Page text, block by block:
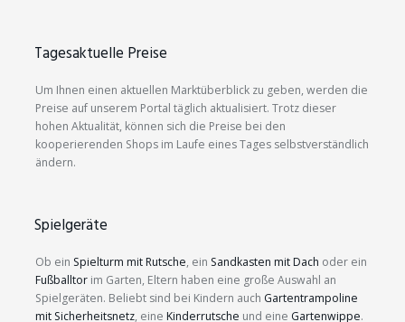
Tagesaktuelle Preise
Um Ihnen einen aktuellen Marktüberblick zu geben, werden die
Preise auf unserem Portal täglich aktualisiert. Trotz dieser
hohen Aktualität, können sich die Preise bei den
kooperierenden Shops im Laufe eines Tages selbstverständlich
ändern.
Spielgeräte
Ob ein Spielturm mit Rutsche, ein Sandkasten mit Dach oder ein
Fußballtor im Garten, Eltern haben eine große Auswahl an
Spielgeräten. Beliebt sind bei Kindern auch Gartentrampoline
mit Sicherheitsnetz, eine Kinderrutsche und eine Gartenwippe.